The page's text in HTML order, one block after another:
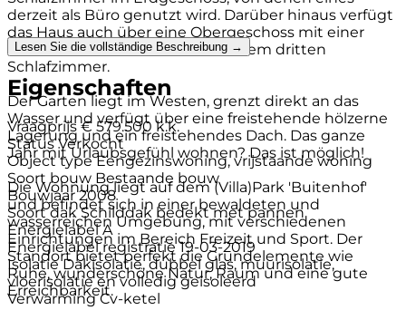
derzeit als Büro genutzt wird. Darüber hinaus verfügt
das Haus auch über eine Obergeschoss mit einer
multifunktionalen Raum und einem dritten
Schlafzimmer.
Der Garten liegt im Westen, grenzt direkt an das
Wasser und verfügt über eine freistehende hölzerne
Lagerung und ein freistehendes Dach. Das ganze
Jahr mit Urlaubsgefühl wohnen? Das ist möglich!
Die Wohnung liegt auf dem (Villa)Park 'Buitenhof'
und befindet sich in einer bewaldeten und
wasserreichen Umgebung, mit verschiedenen
Einrichtungen im Bereich Freizeit und Sport. Der
Standort bietet perfekt die Grundelemente wie
Ruhe, wunderschöne Natur, Raum und eine gute
Erreichbarkeit.
Lesen Sie die vollständige Beschreibung →
Eigenschaften
Vraagprijs € 579.500 k.k.
Status Verkocht
Object type Eengezinswoning, vrijstaande woning
Soort bouw Bestaande bouw
Bouwjaar 2008
Soort dak Schilddak bedekt met pannen
Energielabel A
Energielabel registratie 19-03-2019
Isolatie Dakisolatie, dubbel glas, muurisolatie,
vloerisolatie en volledig geïsoleerd
Verwarming Cv-ketel